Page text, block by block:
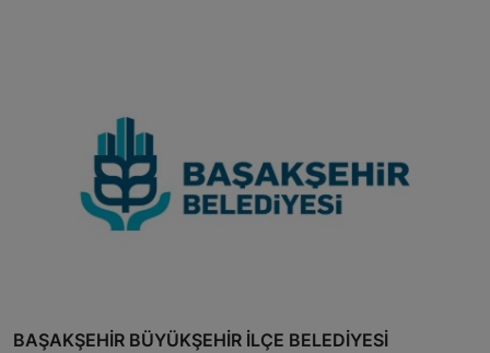
BAŞAKŞEHİR BÜYÜKŞEHİR İLÇE BELEDİYESİ